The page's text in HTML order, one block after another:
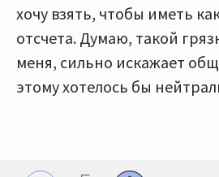
хочу взять, чтобы иметь
отсчета. Думаю, такой
меня, сильно искажает
этому хотелось бы